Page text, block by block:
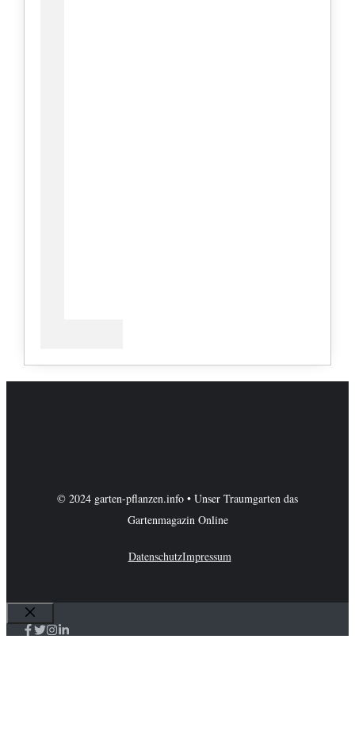
© 2024 garten-pflanzen.info • Unser Traumgarten das
Gartenmagazin Online
DatenschutzImpressum
Schließen